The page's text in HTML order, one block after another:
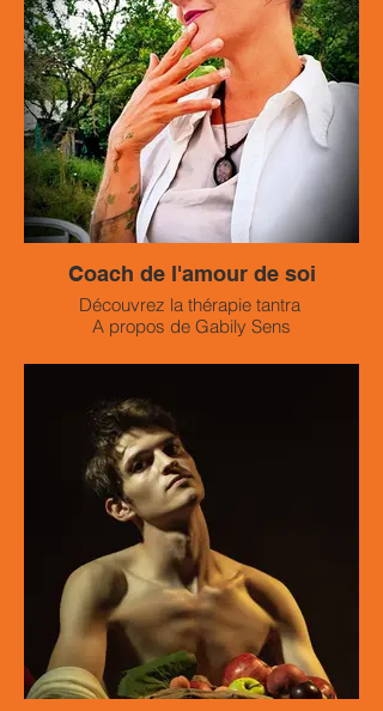
Coach de l'amour de soi
Découvrez la thérapie tantra
A propos de Gabily Sens